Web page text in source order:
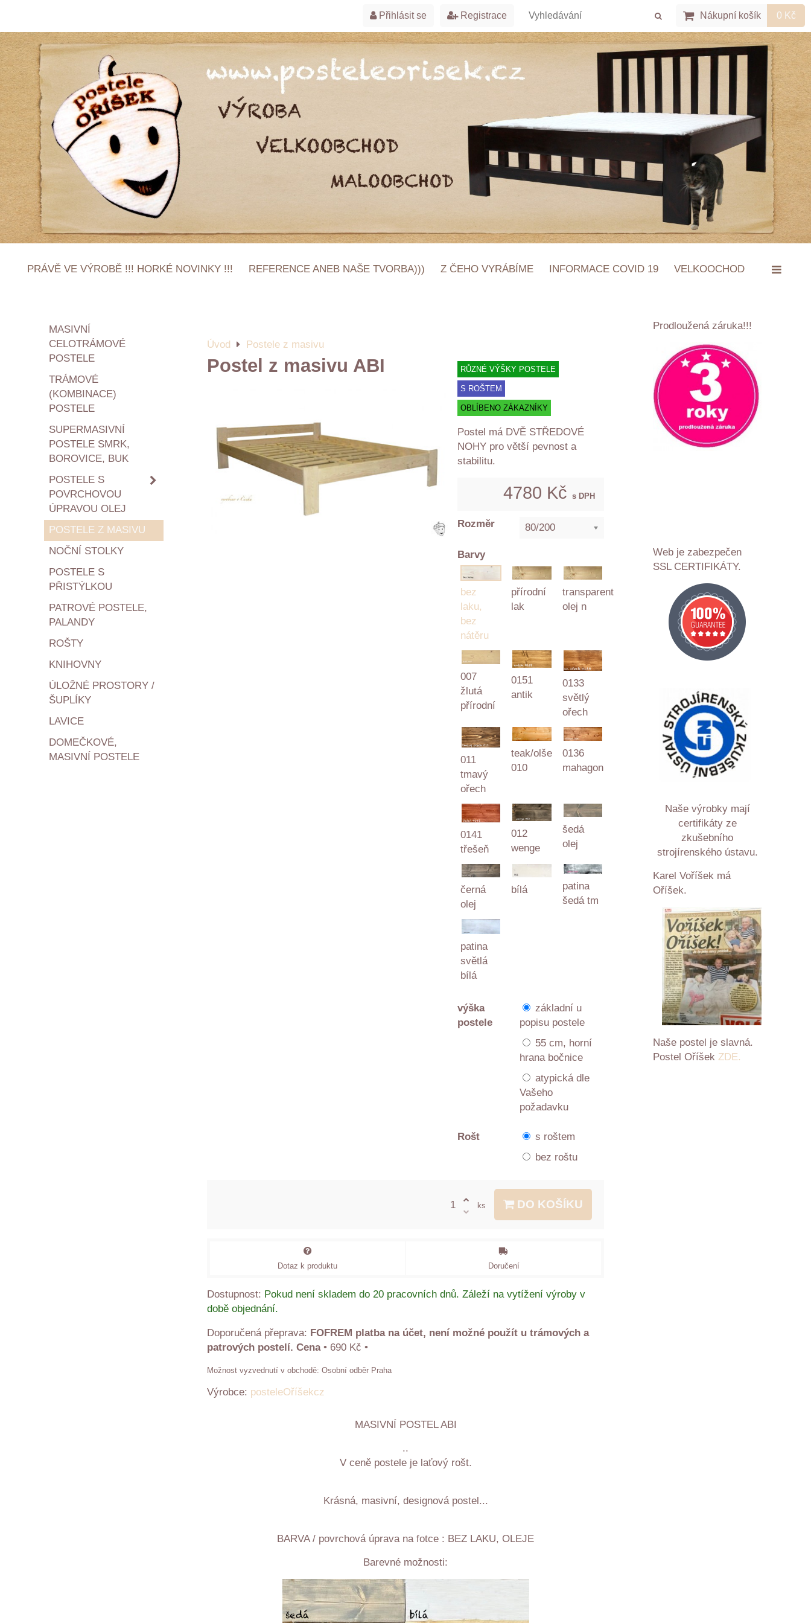
Přihlásit se Registrace Nákupní košík 0 Kč
PRÁVĚ VE VÝROBĚ !!! HORKÉ NOVINKY !!! REFERENCE ANEB NAŠE TVORBA))) Z ČEHO VYRÁBÍME INFORMACE COVID 19 VELKOOCHOD
Úvod Postele z masivu
Postel z masivu ABI RŮZNÉ VÝŠKY POSTELE
S ROŠTEM
OBLÍBENO ZÁKAZNÍKY
Postel má DVĚ STŘEDOVÉ
NOHY pro větší pevnost a
stabilitu.
4780 Kč s DPH
Rozměr 80/200
Barvy
bez
laku,
bez
nátěru
přírodní
lak
transparent
olej n
007
žlutá
přírodní
0151
antik
0133
světlý
ořech
011
tmavý
ořech
teak/olše
010
0136
mahagon
0141
třešeň
012
wenge
šedá
olej
černá
olej
bílá
patina
šedá tm
patina
světlá
bílá
výška
postele
základní u
popisu postele
55 cm, horní
hrana bočnice
atypická dle
Vašeho
požadavku
Rošt
s roštem
bez roštu
ks DO KOŠÍKU
Dotaz k produktu Doručení
Dostupnost: Pokud není skladem do 20 pracovních dnů. Záleží na vytížení výroby v
době objednání.
FOFREM platba na účet, není možné použít u trámových a
patrových postelí. Cena• 690 Kč •
Osobní odběr Praha
Výrobce: posteleOříšekcz
MASIVNÍ POSTEL ABI
..
V ceně postele je laťový rošt.
Krásná, masivní, designová postel...
BARVA / povrchová úprava na fotce : BEZ LAKU, OLEJE
Barevné možnosti:
MASIVNÍ
CELOTRÁMOVÉ
POSTELE
TRÁMOVÉ
(KOMBINACE)
POSTELE
SUPERMASIVNÍ
POSTELE SMRK,
BOROVICE, BUK
POSTELE S
POVRCHOVOU
ÚPRAVOU OLEJ
POSTELE Z MASIVU
NOČNÍ STOLKY
POSTELE S
PŘISTÝLKOU
PATROVÉ POSTELE,
PALANDY
ROŠTY
KNIHOVNY
ÚLOŽNÉ PROSTORY /
ŠUPLÍKY
LAVICE
DOMEČKOVÉ,
MASIVNÍ POSTELE
Prodloužená záruka!!!
Web je zabezpečen
SSL CERTIFIKÁTY.
Naše výrobky mají
certifikáty ze
zkušebního
strojírenského ústavu.
Karel Voříšek má
Oříšek.
Naše postel je slavná.
Postel Oříšek ZDE.